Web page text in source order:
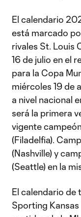
El calendario
está marcado
rivales St. Louis
16 de julio en el
para la Copa
miércoles 19 de
a nivel nacional
será la primera
vigente
(Filadelfia).
(Nashville) y
(Seattle) en la
El calendario de
Sporting